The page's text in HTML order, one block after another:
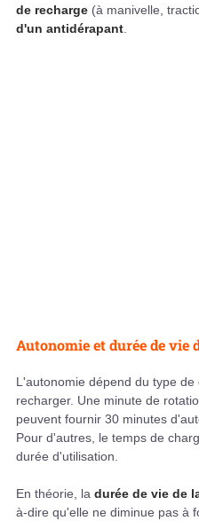
de recharge (à manivelle,
d'un antidérapant
Autonomie et durée de vie
L'autonomie dépend du type
recharger. Une minute de
peuvent fournir 30 minutes
Pour d'autres, le temps de
durée d'utilisation.
En théorie, la durée de vie de
à-dire qu'elle ne diminue pas à